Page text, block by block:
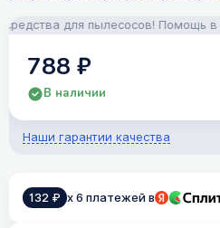
для пылесосов! Помощь в
788 ₽
В наличии
Наши гарантии качества
132 ₽ x 6 платежей в